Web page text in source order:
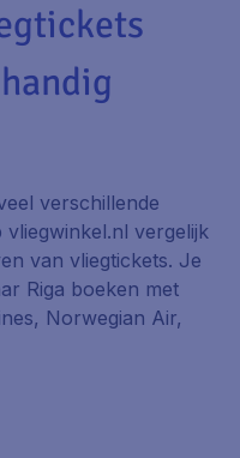
verschillende
vergelijk
van vliegtickets. Je
Riga boeken met
Norwegian Air,